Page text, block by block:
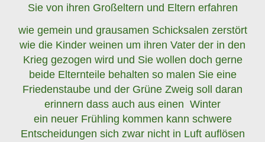
Sie von ihren Großeltern und Eltern erfahren
wie gemein und grausamen Schicksalen zerstört
wie die Kinder weinen um ihren Vater der in den
Krieg gezogen wird und Sie wollen doch gerne
beide Elternteile behalten so malen Sie eine
Friedenstaube und der Grüne Zweig soll daran
erinnern dass auch aus einen Winter
ein neuer Frühling kommen kann schwere
Entscheidungen sich zwar nicht in Luft auflösen